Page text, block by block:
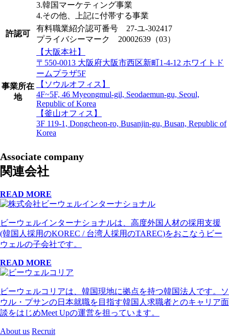
3.韓国マーケティング事業
4.その他、上記に付帯する事業
許認可
有料職業紹介認可番号 27-ユ-302417
プライバシーマーク 20002639（03）
事業所在
地
【大阪本社】
〒550-0013 大阪府大阪市西区新町1-4-12 ホワイトド
ームプラザ5F
【ソウルオフィス】
4F~5F, 46 Myeongmul-gil, Seodaemun-gu, Seoul,
Republic of Korea
【釜山オフィス】
3F 119-1, Dongcheon-ro, Busanjin-gu, Busan, Republic of
Korea
Associate company
関連会社
READ MORE
ビーウェルインターナショナルは、高度外国人材の採用支援
(韓国人採用のKOREC / 台湾人採用のTAREC)をおこなうビー
ウェルの子会社です。
READ MORE
ビーウェルコリアは、韓国現地に拠点を持つ韓国法人です。ソ
ウル・プサンの日本就職を目指す韓国人求職者とのキャリア面
談をはじめMeet Upの運営を担っています。
About us Recruit